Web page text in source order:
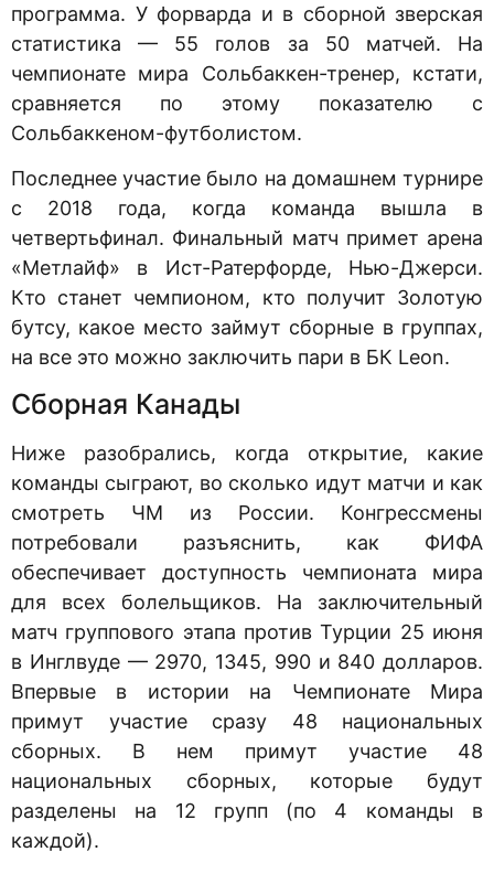
программа. У форварда и в сборной зверская
статистика — 55 голов за 50 матчей. На
чемпионате мира Сольбаккен-тренер, кстати,
сравняется по этому показателю с
Сольбаккеном-футболистом.
Последнее участие было на домашнем турнире
с 2018 года, когда команда вышла в
четвертьфинал. Финальный матч примет арена
«Метлайф» в Ист-Ратерфорде, Нью-Джерси.
Кто станет чемпионом, кто получит Золотую
бутсу, какое место займут сборные в группах,
на все это можно заключить пари в БК Leon.
Сборная Канады
Ниже разобрались, когда открытие, какие
команды сыграют, во сколько идут матчи и как
смотреть ЧМ из России. Конгрессмены
потребовали разъяснить, как ФИФА
обеспечивает доступность чемпионата мира
для всех болельщиков. На заключительный
матч группового этапа против Турции 25 июня
в Инглвуде — 2970, 1345, 990 и 840 долларов.
Впервые в истории на Чемпионате Мира
примут участие сразу 48 национальных
сборных. В нем примут участие 48
национальных сборных, которые будут
разделены на 12 групп (по 4 команды в
каждой).